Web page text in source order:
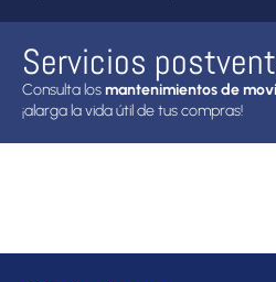
Servicios
Consulta losmantenimientos de
¡alarga la vida útil de tus compras!